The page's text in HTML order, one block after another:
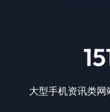
大型手机资讯类网